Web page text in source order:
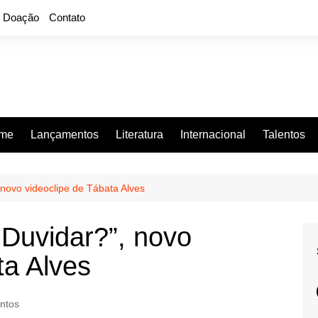
Doação Contato
Lançamentos Literatura Internacional Talentos
videoclipe de Tábata Alves
novo
Alves